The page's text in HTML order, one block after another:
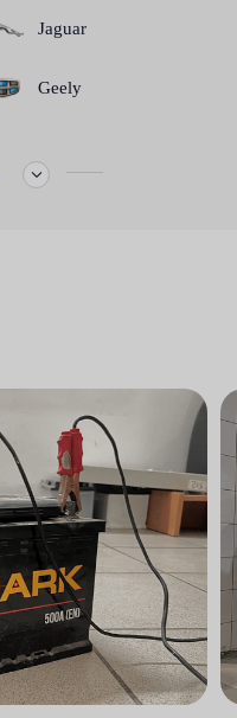
Jaguar
Geely